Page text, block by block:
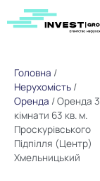
Головна /
Нерухомість /
Оренда /Оренда 3
кімнати 63 кв. м.
Проскурівського
Підпілля (Центр)
Хмельницький